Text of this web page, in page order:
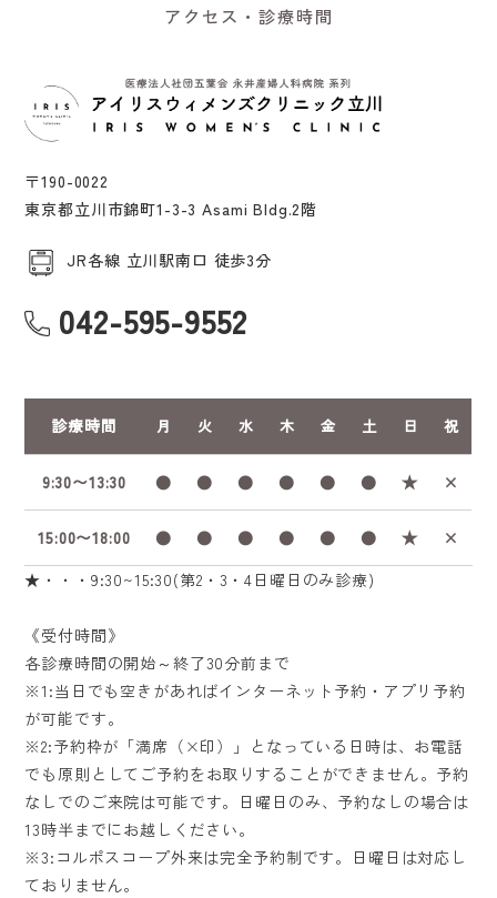
アクセス・診療時間
〒190-0022
東京都立川市錦町1-3-3 Asami Bldg.2階
JR各線 立川駅南口 徒歩3分
042-595-9552
診療時間 月 火 水 木 金 土 日 祝
9:30〜13:30 ● ● ● ● ● ● ★ ×
15:00〜18:00 ● ● ● ● ● ● ★
×
★・・・9:30~15:30(第2・3・4日曜日のみ診療)
《受付時間》
各診療時間の開始～終了30分前まで
※1:当日でも空きがあればインターネット予約・アプリ予約
が可能です。
※2:予約枠が「満席（×印）」となっている日時は、お電話
でも原則としてご予約をお取りすることができません。予約
なしでのご来院は可能です。日曜日のみ、予約なしの場合は
13時半までにお越しください。
※3:コルポスコープ外来は完全予約制です。日曜日は対応し
ておりません。